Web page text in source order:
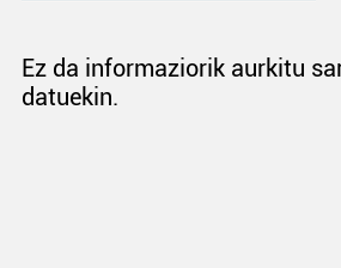
Ez da informaziorik aurkitu
datuekin.